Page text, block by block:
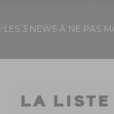
LES 3 NEWS À NE PAS